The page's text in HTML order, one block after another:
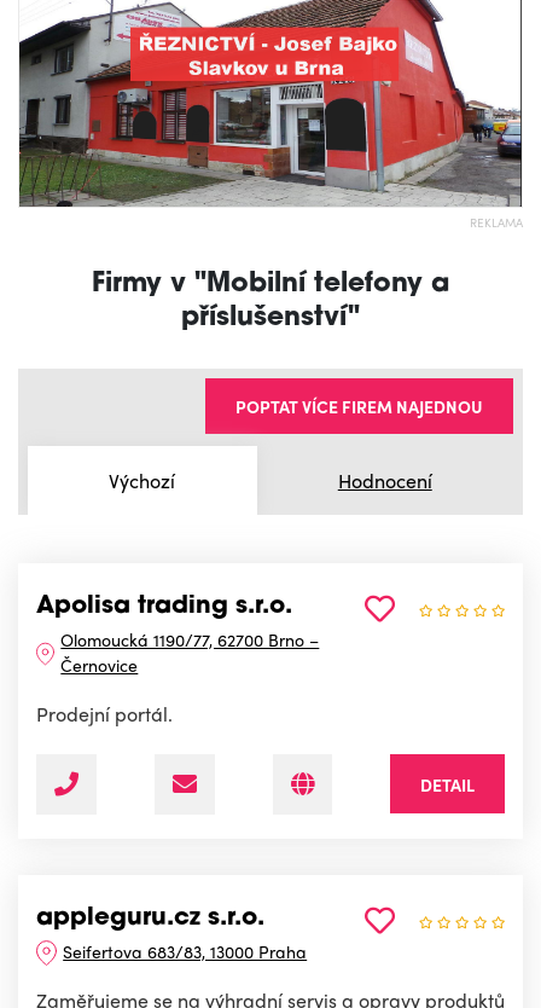
REKLAMA
Firmy v "Mobilní telefony a
příslušenství"
Výchozí Hodnocení
POPTAT VÍCE FIREM NAJEDNOU
Apolisa trading s.r.o.
Olomoucká 1190/77, 62700 Brno –
Černovice
Prodejní portál.
DETAIL
appleguru.cz s.r.o.
Seifertova 683/83, 13000 Praha
Zaměřujeme se na výhradní servis a opravy produktů